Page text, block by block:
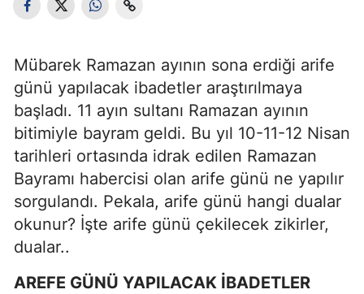
Mübarek Ramazan ayının sona erdiği arife
günü yapılacak ibadetler araştırılmaya
başladı. 11 ayın sultanı Ramazan ayının
bitimiyle bayram geldi. Bu yıl 10-11-12 Nisan
tarihleri ortasında idrak edilen Ramazan
Bayramı habercisi olan arife günü ne yapılır
sorgulandı. Pekala, arife günü hangi dualar
okunur? İşte arife günü çekilecek zikirler,
dualar..
AREFE GÜNÜ YAPILACAK İBADETLER